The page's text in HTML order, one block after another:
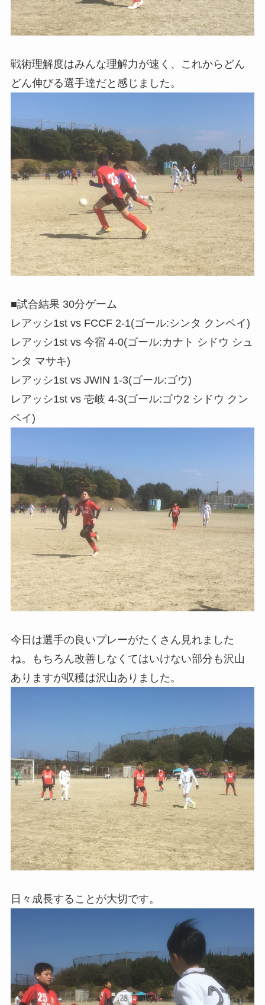
戦術理解度はみんな理解力が速く、これからどん
どん伸びる選手達だと感じました。
■試合結果 30分ゲーム
レアッシ1st vs FCCF 2-1(ゴール:シンタ クンペイ)
レアッシ1st vs 今宿 4-0(ゴール:カナト シドウ シュ
ンタ マサキ)
レアッシ1st vs JWIN 1-3(ゴール:ゴウ)
レアッシ1st vs 壱岐 4-3(ゴール:ゴウ2 シドウ クン
ペイ)
今日は選手の良いプレーがたくさん見れました
ね。もちろん改善しなくてはいけない部分も沢山
ありますが収穫は沢山ありました。
日々成長することが大切です。